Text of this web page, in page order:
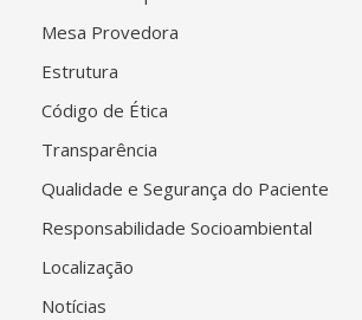
Mesa Provedora
Estrutura
Código de Ética
Transparência
Qualidade e Segurança do Paciente
Responsabilidade Socioambiental
Localização
Notícias